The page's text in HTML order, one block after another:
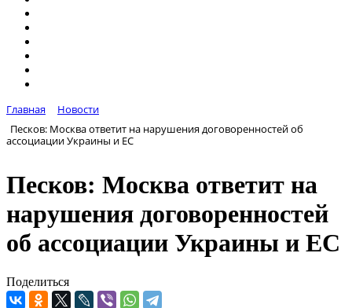
Главная
Новости
Песков: Москва ответит на нарушения договоренностей об
ассоциации Украины и ЕС
Песков: Москва ответит на
нарушения договоренностей
об ассоциации Украины и ЕС
Поделиться